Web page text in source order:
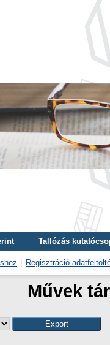
Tallózás
Regisztráció
Művek